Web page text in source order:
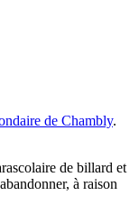
de Chambly.
de billard et
à raison